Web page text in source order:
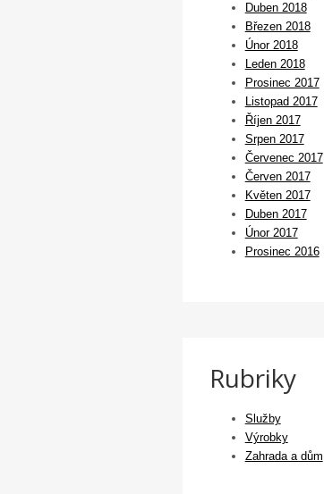
Duben 2018
Březen 2018
Únor 2018
Leden 2018
Prosinec 2017
Listopad 2017
Říjen 2017
Srpen 2017
Červenec 2017
Červen 2017
Květen 2017
Duben 2017
Únor 2017
Prosinec 2016
Rubriky
Služby
Výrobky
Zahrada a dům